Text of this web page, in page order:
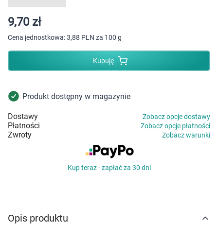
Dziecko
Higiena
Kosmetyki
Mężczyzna
Zdrowy styl życia
Sprzęt medyczny
Grupy produktowe
9,70 zł
Cena jednostkowa:3,88 PLN za 100 g
Kupuję
Produkt dostępny w magazynie
Dostawy Zobacz opcje dostawy
Płatności Zobacz opcje płatności
Zwroty Zobacz warunki
Kup teraz - zapłać za 30 dni
Opis produktu